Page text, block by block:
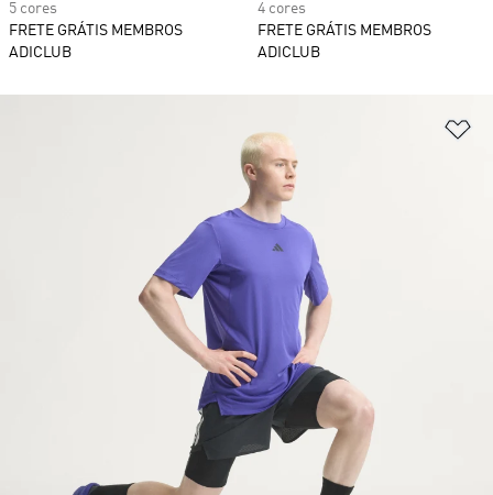
5 cores
FRETE GRÁTIS MEMBROS
ADICLUB
4 cores
FRETE GRÁTIS MEMBROS
ADICLUB